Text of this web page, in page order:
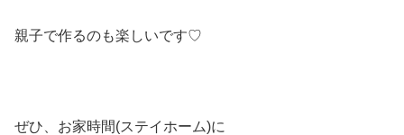
親子で作るのも楽しいです♡
ぜひ、お家時間(ステイホーム)に